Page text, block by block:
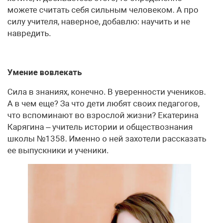
можете считать себя сильным человеком. А про
силу учителя, наверное, добавлю: научить и не
навредить.
Умение вовлекать
Сила в знаниях, конечно. В уверенности учеников.
А в чем еще? За что дети любят своих педагогов,
что вспоминают во взрослой жизни? Екатерина
Карягина – учитель истории и обществознания
школы №1358. Именно о ней захотели рассказать
ее выпускники и ученики.